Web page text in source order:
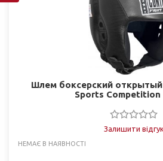
Шлем боксерский
Sports Competition
Залишити відгук
НЕМАЄ В НАЯВНОСТІ